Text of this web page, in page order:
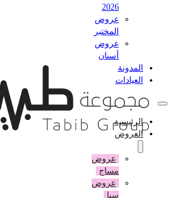
عروض
المختبر
عروض
أسنان
المدونة
العيادات
الرئيسية
العروض
عروض
مساج
عروض